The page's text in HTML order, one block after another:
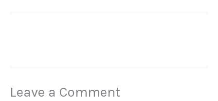
Leave a Comment